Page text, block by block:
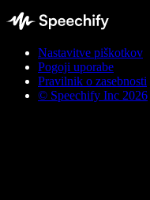
Nastavitve piškotkov
Pogoji uporabe
Pravilnik o zasebnosti
© Speechify Inc 2026